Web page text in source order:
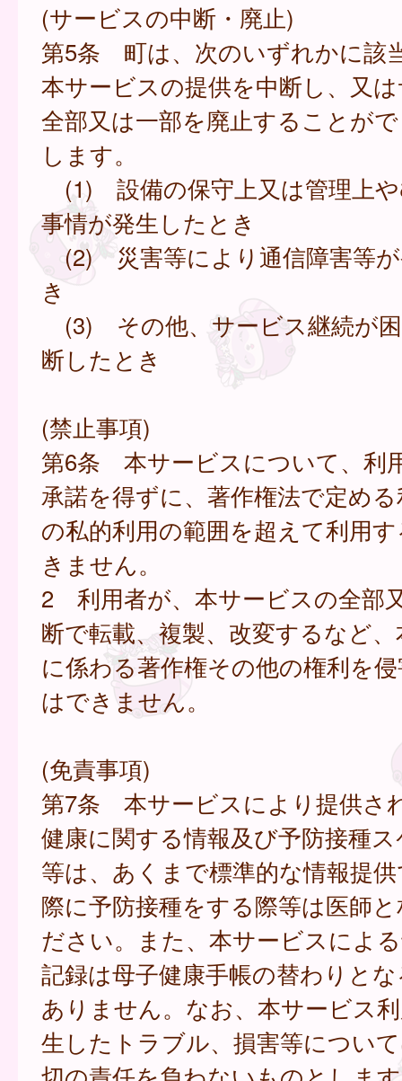
(サービスの中断・廃止)
第5条 町は、次のいずれかに該
本サービスの提供を中断し、又
全部又は一部を廃止することが
します。
(1) 設備の保守上又は管理上
事情が発生したとき
(2) 災害等により通信障害等
き
(3) その他、サービス継続が
断したとき
(禁止事項)
第6条 本サービスについて、利
承諾を得ずに、著作権法で定め
の私的利用の範囲を超えて利用
きません。
2 利用者が、本サービスの全部
断で転載、複製、改変するなど
に係わる著作権その他の権利を
はできません。
(免責事項)
第7条 本サービスにより提供さ
健康に関する情報及び予防接種
等は、あくまで標準的な情報提
際に予防接種をする際等は医師
ださい。また、本サービスによ
記録は母子健康手帳の替わりと
ありません。なお、本サービス
生したトラブル、損害等につい